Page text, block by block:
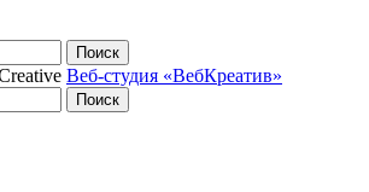
Поиск
Веб-студия «ВебКреатив»
Поиск